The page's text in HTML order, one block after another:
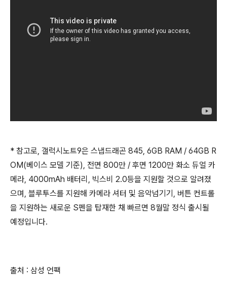
* 참고로, 갤럭시노트9은 스냅드래곤 845, 6GB RAM / 64GB R
OM(베이스 모델 기준), 전면 800만 / 후면 1200만 화소 듀얼 카
메라, 4000mAh 배터리, 빅스비 2.0등을 지원할 것으로 알려졌
으며, 블루투스를 지원해 카메라 셔터 및 음악넘기기, 버튼 컨트롤
을 지원하는 새로운 S펜을 탑재한 채 빠르면 8월말 정식 출시될
예정입니다.
출처 : 삼성 언팩